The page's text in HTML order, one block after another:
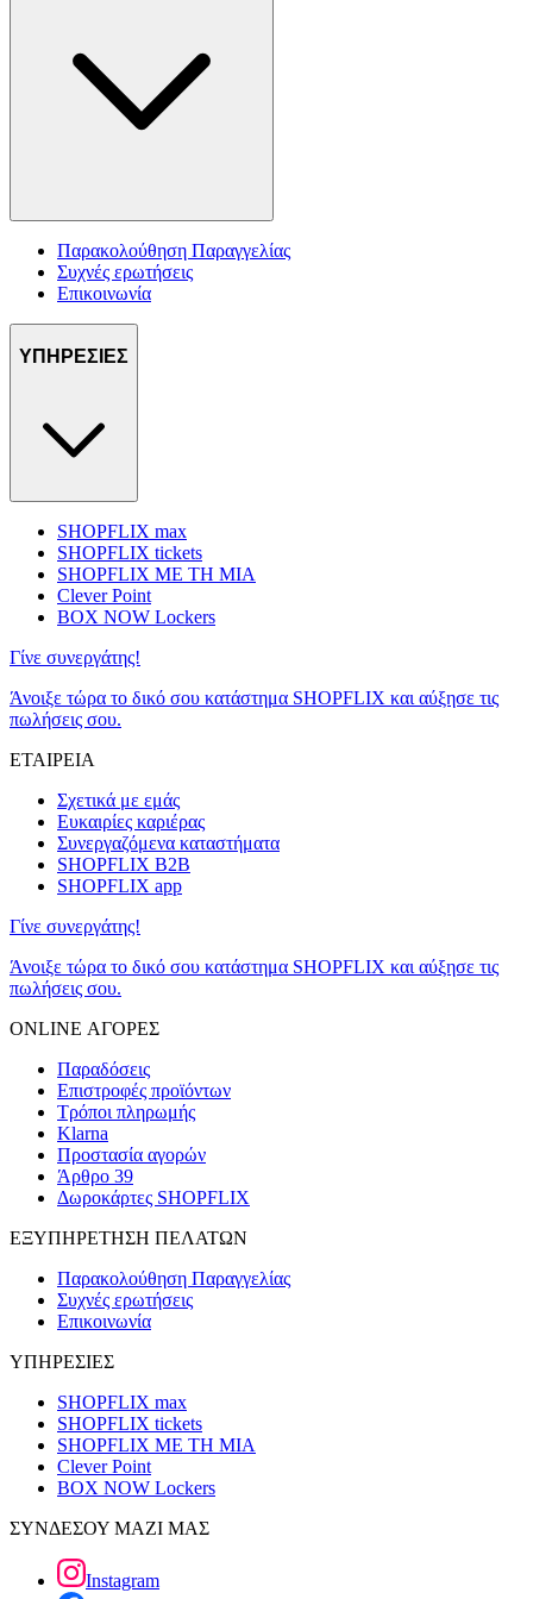
Παρακολούθηση Παραγγελίας
Συχνές ερωτήσεις
Επικοινωνία
ΥΠΗΡΕΣΙΕΣ
SHOPFLIX max
SHOPFLIX tickets
SHOPFLIX ΜΕ ΤΗ ΜΙΑ
Clever Point
BOX NOW Lockers
Γίνε συνεργάτης!
Άνοιξε τώρα το δικό σου κατάστημα SHOPFLIX και αύξησε τις
πωλήσεις σου.
ΕΤΑΙΡΕΙΑ
Σχετικά με εμάς
Ευκαιρίες καριέρας
Συνεργαζόμενα καταστήματα
SHOPFLIX B2B
SHOPFLIX app
Γίνε συνεργάτης!
Άνοιξε τώρα το δικό σου κατάστημα SHOPFLIX και αύξησε τις
πωλήσεις σου.
ONLINE ΑΓΟΡΕΣ
Παραδόσεις
Επιστροφές προϊόντων
Τρόποι πληρωμής
Klarna
Προστασία αγορών
Άρθρο 39
Δωροκάρτες SHOPFLIX
ΕΞΥΠΗΡΕΤΗΣΗ ΠΕΛΑΤΩΝ
Παρακολούθηση Παραγγελίας
Συχνές ερωτήσεις
Επικοινωνία
ΥΠΗΡΕΣΙΕΣ
SHOPFLIX max
SHOPFLIX tickets
SHOPFLIX ΜΕ ΤΗ ΜΙΑ
Clever Point
BOX NOW Lockers
ΣΥΝΔΕΣΟΥ ΜΑΖΙ ΜΑΣ
Instagram